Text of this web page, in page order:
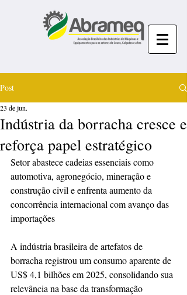
Post
Indústria da borracha cresce e
reforça papel estratégico
23 de jun.
Setor abastece cadeias essenciais como
automotiva, agronegócio, mineração e
construção civil e enfrenta aumento da
concorrência internacional com avanço das
importações
A indústria brasileira de artefatos de
borracha registrou um consumo aparente de
US$ 4,1 bilhões em 2025, consolidando sua
relevância na base da transformação